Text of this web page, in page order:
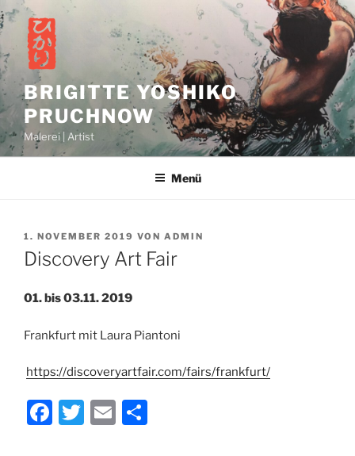
Zum
Inhalt
springen
BRIGITTE YOSHIKO
PRUCHNOW
Malerei | Artist
Menü
VERÖFFENTLICHT
AM
1. NOVEMBER 2019 VON ADMIN
Discovery Art Fair
01. bis 03.11. 2019
Frankfurt mit Laura Piantoni
https://discoveryartfair.com/fairs/frankfurt/
F
T
E